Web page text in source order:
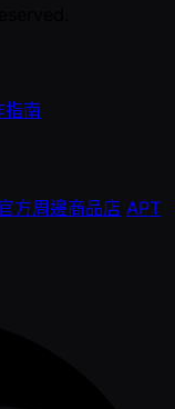
指南
方周邊商品店 APT